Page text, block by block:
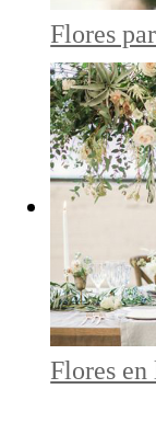
Flores
Flores en